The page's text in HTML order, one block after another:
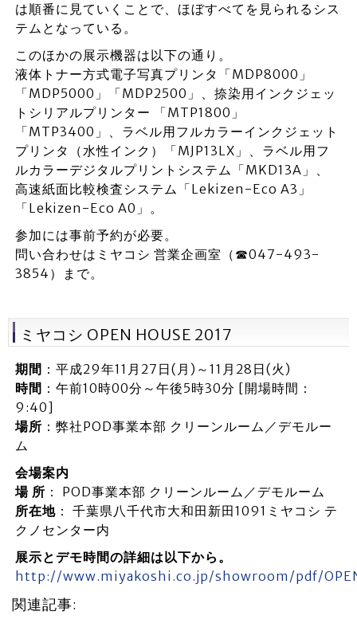
は順番に見ていくことで、ほぼすべてを見られるシス
テムとなっている。
このほかの展示機器は以下の通り。
液体トナー方式電子写真プリンタ「MDP8000」
「MDP5000」「MDP2500」、捺染用インクジェッ
トシリアルプリンター 「MTP1800」
「MTP3400」、ラベル用フルカラーインクジェット
プリンタ（水性インク）「MJP13LX」、ラベル用フ
ルカラーデジタルプリントシステム「MKD13A」、
高速紙面比較検査システム「Lekizen-Eco A3」
「Lekizen-Eco A0」。
参加には事前予約が必要。
問い合わせはミヤコシ 営業企画室（☎047-493-
3854）まで。
ミヤコシ OPEN HOUSE 2017
期間 ：平成29年11月27日(月)～11月28日(火)
時間 ：午前10時00分～午後5時30分 [開場時間：
9:40]
場所 ：弊社POD事業本部 クリーンルーム／デモルー
ム
会場案内
場 所 ： POD事業本部 クリーンルーム／デモルーム
所在地： 千葉県八千代市大和田新田1091ミヤコシ テ
クノセンター内
展示とデモ時間の詳細は以下から。
http://www.miyakoshi.co.jp/showroom/pdf/
関連記事: